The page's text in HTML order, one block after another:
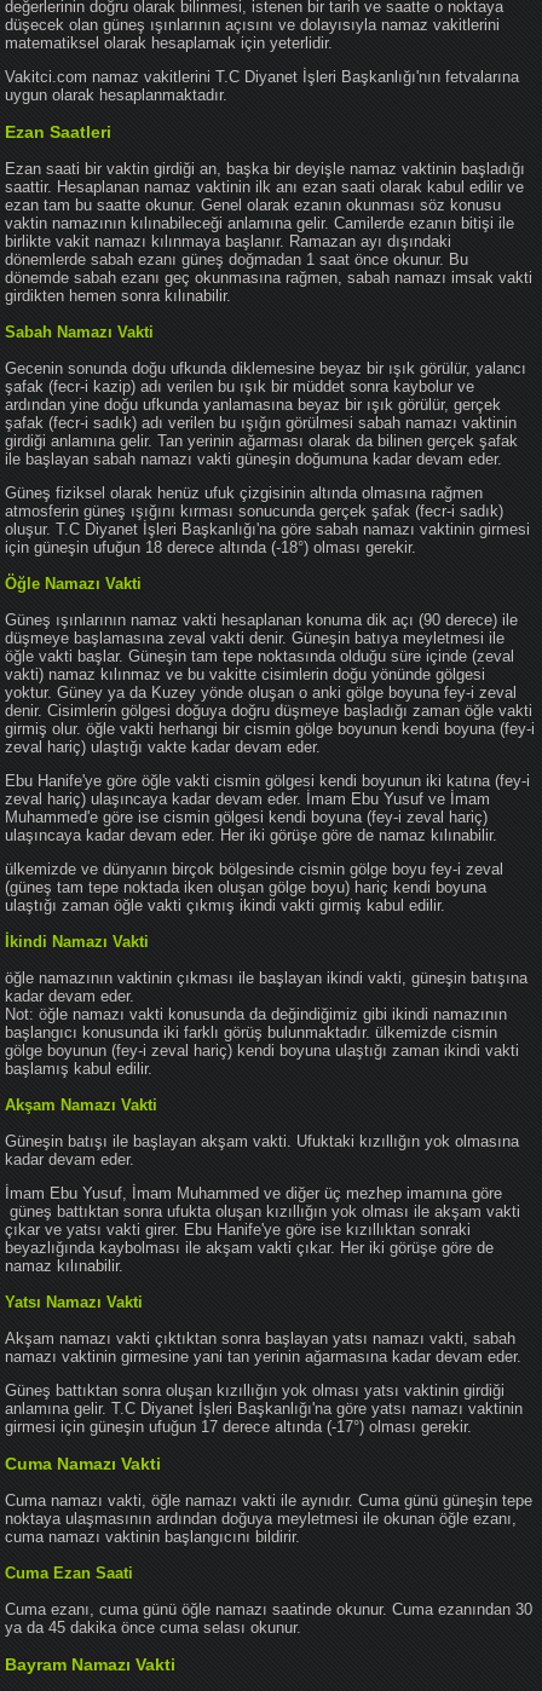
değerlerinin doğru olarak bilinmesi, istenen bir tarih ve saatte o noktaya
düşecek olan güneş ışınlarının açısını ve dolayısıyla namaz vakitlerini
matematiksel olarak hesaplamak için yeterlidir.
Vakitci.com namaz vakitlerini T.C Diyanet İşleri Başkanlığı'nın fetvalarına
uygun olarak hesaplanmaktadır.
Ezan Saatleri
Ezan saati bir vaktin girdiği an, başka bir deyişle namaz vaktinin başladığı
saattir. Hesaplanan namaz vaktinin ilk anı ezan saati olarak kabul edilir ve
ezan tam bu saatte okunur. Genel olarak ezanın okunması söz konusu
vaktin namazının kılınabileceği anlamına gelir. Camilerde ezanın bitişi ile
birlikte vakit namazı kılınmaya başlanır. Ramazan ayı dışındaki
dönemlerde sabah ezanı güneş doğmadan 1 saat önce okunur. Bu
dönemde sabah ezanı geç okunmasına rağmen, sabah namazı imsak vakti
girdikten hemen sonra kılınabilir.
Sabah Namazı Vakti
Gecenin sonunda doğu ufkunda diklemesine beyaz bir ışık görülür, yalancı
şafak (fecr-i kazip) adı verilen bu ışık bir müddet sonra kaybolur ve
ardından yine doğu ufkunda yanlamasına beyaz bir ışık görülür, gerçek
şafak (fecr-i sadık) adı verilen bu ışığın görülmesi sabah namazı vaktinin
girdiği anlamına gelir. Tan yerinin ağarması olarak da bilinen gerçek şafak
ile başlayan sabah namazı vakti güneşin doğumuna kadar devam eder.
Güneş fiziksel olarak henüz ufuk çizgisinin altında olmasına rağmen
atmosferin güneş ışığını kırması sonucunda gerçek şafak (fecr-i sadık)
oluşur. T.C Diyanet İşleri Başkanlığı'na göre sabah namazı vaktinin girmesi
için güneşin ufuğun 18 derece altında (-18°) olması gerekir.
Öğle Namazı Vakti
Güneş ışınlarının namaz vakti hesaplanan konuma dik açı (90 derece) ile
düşmeye başlamasına zeval vakti denir. Güneşin batıya meyletmesi ile
öğle vakti başlar. Güneşin tam tepe noktasında olduğu süre içinde (zeval
vakti) namaz kılınmaz ve bu vakitte cisimlerin doğu yönünde gölgesi
yoktur. Güney ya da Kuzey yönde oluşan o anki gölge boyuna fey-i zeval
denir. Cisimlerin gölgesi doğuya doğru düşmeye başladığı zaman öğle vakti
girmiş olur. öğle vakti herhangi bir cismin gölge boyunun kendi boyuna (fey-i
zeval hariç) ulaştığı vakte kadar devam eder.
Ebu Hanife'ye göre öğle vakti cismin gölgesi kendi boyunun iki katına (fey-i
zeval hariç) ulaşıncaya kadar devam eder. İmam Ebu Yusuf ve İmam
Muhammed'e göre ise cismin gölgesi kendi boyuna (fey-i zeval hariç)
ulaşıncaya kadar devam eder. Her iki görüşe göre de namaz kılınabilir.
ülkemizde ve dünyanın birçok bölgesinde cismin gölge boyu fey-i zeval
(güneş tam tepe noktada iken oluşan gölge boyu) hariç kendi boyuna
ulaştığı zaman öğle vakti çıkmış ikindi vakti girmiş kabul edilir.
İkindi Namazı Vakti
öğle namazının vaktinin çıkması ile başlayan ikindi vakti, güneşin batışına
kadar devam eder.
Not: öğle namazı vakti konusunda da değindiğimiz gibi ikindi namazının
başlangıcı konusunda iki farklı görüş bulunmaktadır. ülkemizde cismin
gölge boyunun (fey-i zeval hariç) kendi boyuna ulaştığı zaman ikindi vakti
başlamış kabul edilir.
Akşam Namazı Vakti
Güneşin batışı ile başlayan akşam vakti. Ufuktaki kızıllığın yok olmasına
kadar devam eder.
İmam Ebu Yusuf, İmam Muhammed ve diğer üç mezhep imamına göre
güneş battıktan sonra ufukta oluşan kızıllığın yok olması ile akşam vakti
çıkar ve yatsı vakti girer. Ebu Hanife'ye göre ise kızıllıktan sonraki
beyazlığında kaybolması ile akşam vakti çıkar. Her iki görüşe göre de
namaz kılınabilir.
Yatsı Namazı Vakti
Akşam namazı vakti çıktıktan sonra başlayan yatsı namazı vakti, sabah
namazı vaktinin girmesine yani tan yerinin ağarmasına kadar devam eder.
Güneş battıktan sonra oluşan kızıllığın yok olması yatsı vaktinin girdiği
anlamına gelir. T.C Diyanet İşleri Başkanlığı'na göre yatsı namazı vaktinin
girmesi için güneşin ufuğun 17 derece altında (-17°) olması gerekir.
Cuma Namazı Vakti
Cuma namazı vakti, öğle namazı vakti ile aynıdır. Cuma günü güneşin tepe
noktaya ulaşmasının ardından doğuya meyletmesi ile okunan öğle ezanı,
cuma namazı vaktinin başlangıcını bildirir.
Cuma Ezan Saati
Cuma ezanı, cuma günü öğle namazı saatinde okunur. Cuma ezanından 30
ya da 45 dakika önce cuma selası okunur.
Bayram Namazı Vakti